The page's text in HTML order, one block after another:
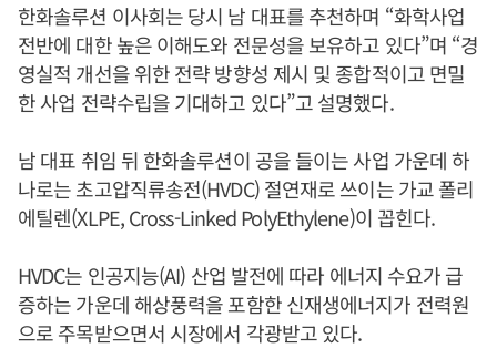
한화솔루션 이사회는 당시 남 대표를 추천하며 “화학사업
전반에 대한 높은 이해도와 전문성을 보유하고 있다”며 “경
영실적 개선을 위한 전략 방향성 제시 및 종합적이고 면밀
한 사업 전략수립을 기대하고 있다”고 설명했다.
남 대표 취임 뒤 한화솔루션이 공을 들이는 사업 가운데 하
나로는 초고압직류송전(HVDC) 절연재로 쓰이는 가교 폴리
에틸렌(XLPE, Cross-Linked PolyEthylene)이 꼽힌다.
HVDC는 인공지능(AI) 산업 발전에 따라 에너지 수요가 급
증하는 가운데 해상풍력을 포함한 신재생에너지가 전력원
으로 주목받으면서 시장에서 각광받고 있다.